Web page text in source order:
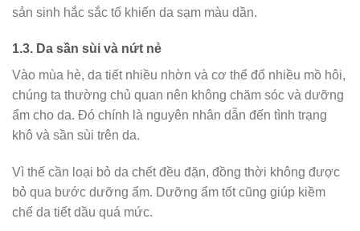
sản sinh hắc sắc tố khiến da sạm màu dần.
1.3. Da sần sùi và nứt nẻ
Vào mùa hè, da tiết nhiều nhờn và cơ thể đổ nhiều mồ hôi,
chúng ta thường chủ quan nên không chăm sóc và dưỡng
ẩm cho da. Đó chính là nguyên nhân dẫn đến tình trạng
khô và sần sùi trên da.
Vì thế cần loại bỏ da chết đều đặn, đồng thời không được
bỏ qua bước dưỡng ẩm. Dưỡng ẩm tốt cũng giúp kiềm
chế da tiết dầu quá mức.